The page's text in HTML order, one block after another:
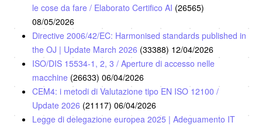
le cose da fare / Elaborato Certifico AI (26565)
08/05/2026
Directive 2006/42/EC: Harmonised standards published in
the OJ | Update March 2026 (33388) 12/04/2026
ISO/DIS 15534-1, 2, 3 / Aperture di accesso nelle
macchine (26633) 06/04/2026
CEM4: i metodi di Valutazione tipo EN ISO 12100 /
Update 2026 (21117) 06/04/2026
Legge di delegazione europea 2025 | Adeguamento IT